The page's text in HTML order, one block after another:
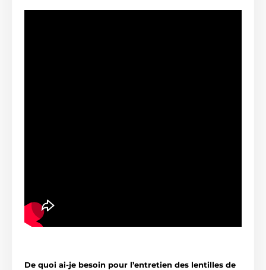
De quoi ai-je besoin pour l’entretien des lentilles de